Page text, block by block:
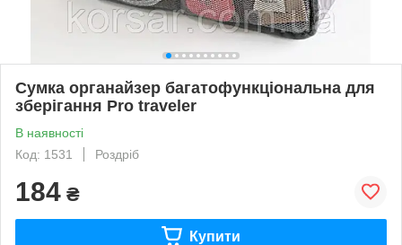
Сумка органайзер багатофункціональна для
зберігання Pro traveler
В наявності
Код: 1531
Роздріб
184 ₴
Купити